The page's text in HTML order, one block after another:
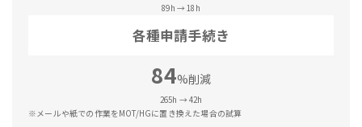
89h → 18h
各種申請手続き
84%削減
265h → 42h
※メールや紙での作業をMOT/HGに置き換えた場合の試算